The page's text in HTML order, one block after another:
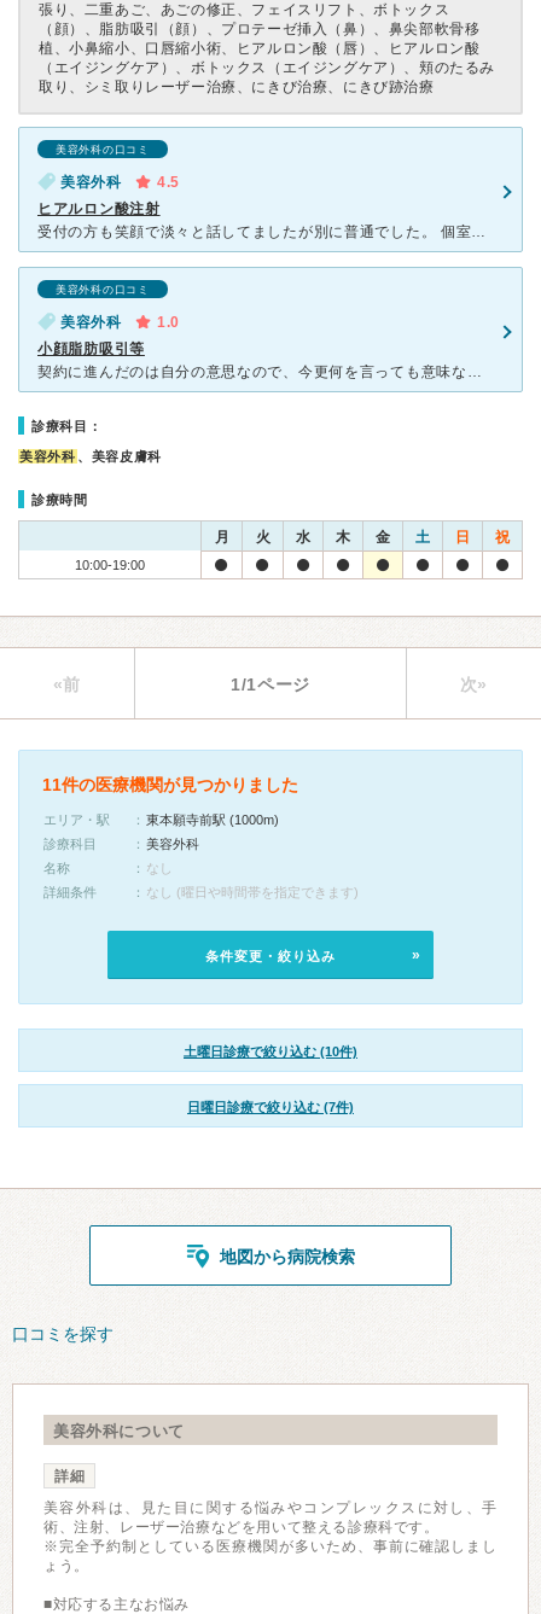
張り、二重あご、あごの修正、フェイスリフト、ボトックス
（顔）、脂肪吸引（顔）、プロテーゼ挿入（鼻）、鼻尖部軟骨移
植、小鼻縮小、口唇縮小術、ヒアルロン酸（唇）、ヒアルロン酸
（エイジングケア）、ボトックス（エイジングケア）、頬のたるみ
取り、シミ取りレーザー治療、にきび治療、にきび跡治療
美容外科の口コミ
美容外科
4.5
ヒアルロン酸注射
受付の方も笑顔で淡々と話してましたが別に普通でした。 個室に案内されるので誰かと会うこともないのでそこは利点でした。最初に何時までならとか私の時間状況を聞いてくれたのも良かったです。なので時間ないこ
美容外科の口コミ
美容外科
1.0
小顔脂肪吸引等
契約に進んだのは自分の意思なので、今更何を言っても意味ないことはわかりますが、金額以外にもあまりにもひどいカウンセリング内容、対応だったため、今後検討しいる方の少しでも役に立てばと思い、口コミを書かせ
診療科目：
美容外科 、美容皮膚科
診療時間
月 火 水 木 金 土 日 祝
10:00-19:00
«前 1/1ページ 次»
11件の医療機関が見つかりました
エリア・駅
東本願寺前駅 (1000m)
診療科目
美容外科
名称
なし
詳細条件
なし (曜日や時間帯を指定できます)
条件変更・絞り込み
土曜日診療で絞り込む (10件)
日曜日診療で絞り込む (7件)
地図から病院検索
口コミを探す
美容外科について
詳細
美容外科は、見た目に関する悩みやコンプレックスに対し、手
術、注射、レーザー治療などを用いて整える診療科です。
※完全予約制としている医療機関が多いため、事前に確認しまし
ょう。
■対応する主なお悩み